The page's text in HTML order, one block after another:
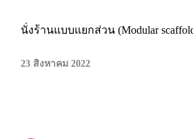
นั่งร้านแบบแยกส่วน (Modular
23 สิงหาคม 2022